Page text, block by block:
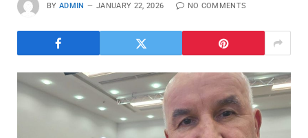
BY ADMIN JANUARY 22, 2026 NO COMMENTS